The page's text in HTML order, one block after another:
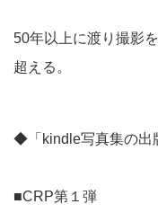
50年以上に渡り撮影
超える。
◆「kindle写真集の出
■CRP第１弾